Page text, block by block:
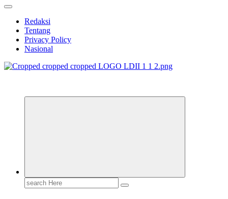
Redaksi
Tentang
Privacy Policy
Nasional
Search
for: